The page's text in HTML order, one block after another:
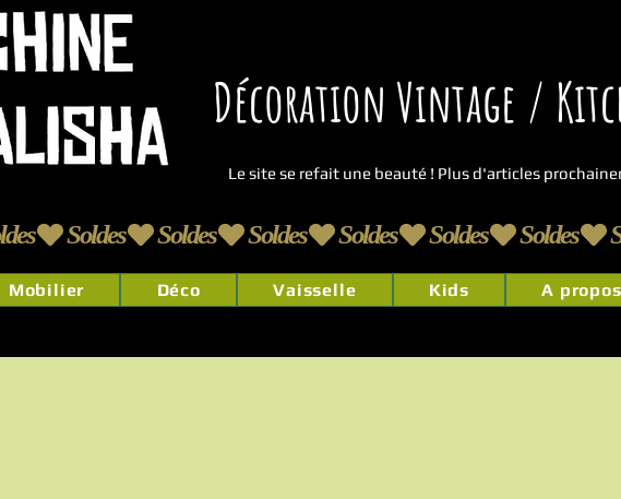
Décoration Vintage /
Le site se refait une beauté ! Plus d'articles
Mobilier Déco Vaisselle Kids A propos